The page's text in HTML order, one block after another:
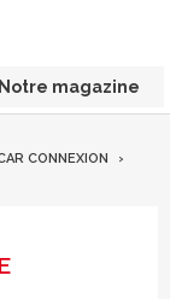
Notre magazine
CONNEXION